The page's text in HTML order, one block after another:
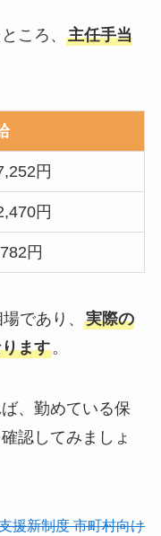
ころ、 主任手当
円
円
円
であり、 実際の
ます。
、勤めている保
認してみましょ
援新制度 市町村向け